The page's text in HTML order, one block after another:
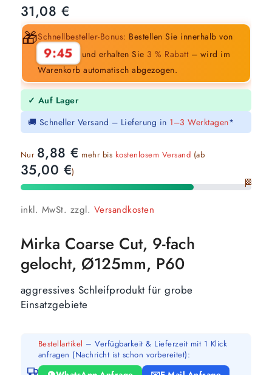
31,08 €
🎁Schnellbesteller-Bonus: Bestellen Sie innerhalb von
9:44 und erhalten Sie 3 % Rabatt– wird im
Warenkorb automatisch abgezogen.
✓ Auf Lager
🚚 Schneller Versand – Lieferung in 1–3 Werktagen*
Nur 8,88€ mehr bis kostenlosem Versand (ab
35,00 €)
🏁
inkl. MwSt. zzgl. Versandkosten
Mirka Coarse Cut, 9-fach
gelocht, Ø125mm, P60
aggressives Schleifprodukt für grobe
Einsatzgebiete
Bestellartikel – Verfügbarkeit & Lieferzeit mit 1 Klick
anfragen (Nachricht ist schon vorbereitet):